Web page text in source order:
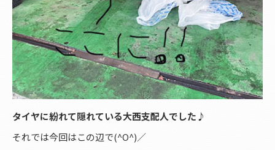
タイヤに紛れて隠れている大西支配人でした♪
それでは今回はこの辺で(^O^)／